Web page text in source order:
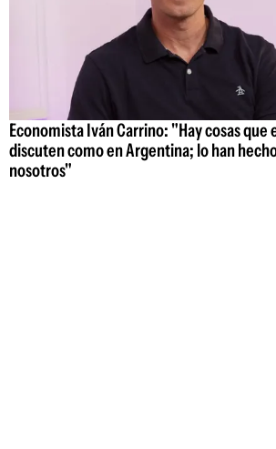
Economista Iván Carrino: "Hay cosas que
discuten como en Argentina; lo han
nosotros"